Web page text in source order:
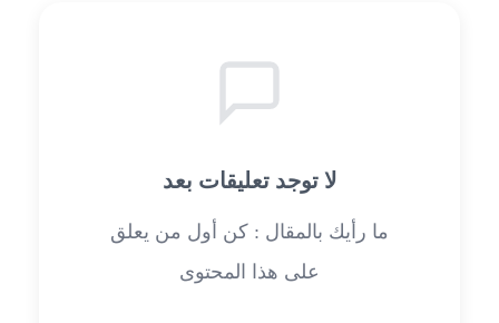
لا توجد تعليقات بعد
ما رأيك بالمقال : كن أول من يعلق
على هذا المحتوى